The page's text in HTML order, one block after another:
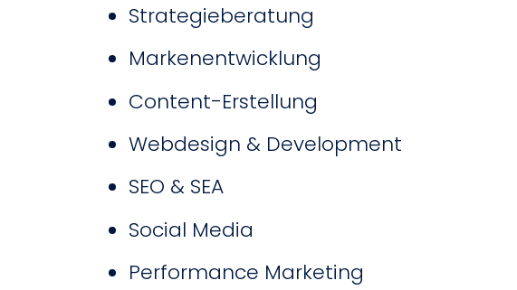
Strategieberatung
Markenentwicklung
Content-Erstellung
Webdesign & Development
SEO & SEA
Social Media
Performance Marketing